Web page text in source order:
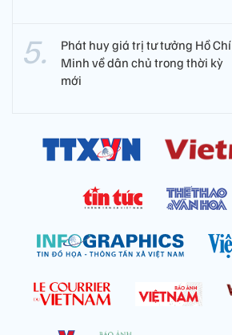
Phát huy giá trị tư tưởng Hồ Chí
Minh về dân chủ trong thời kỳ
mới